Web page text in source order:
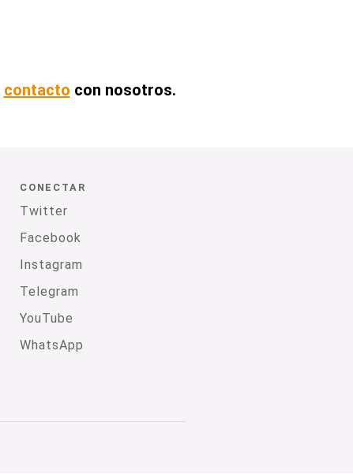
contacto con nosotros.
CONECTAR
Twitter
Facebook
Instagram
Telegram
YouTube
WhatsApp